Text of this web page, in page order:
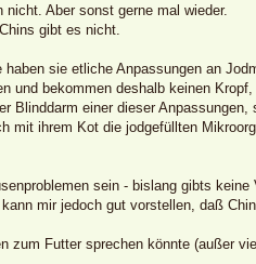
Aber sonst gerne mal wieder.
gibt es nicht.
sie etliche Anpassungen an
und bekommen deshalb keinen
Blinddarm einer dieser
mit ihrem Kot die jodgefüllten
sein - bislang gibts
mir jedoch gut vorstellen, daß
zum Futter sprechen könnte (außer